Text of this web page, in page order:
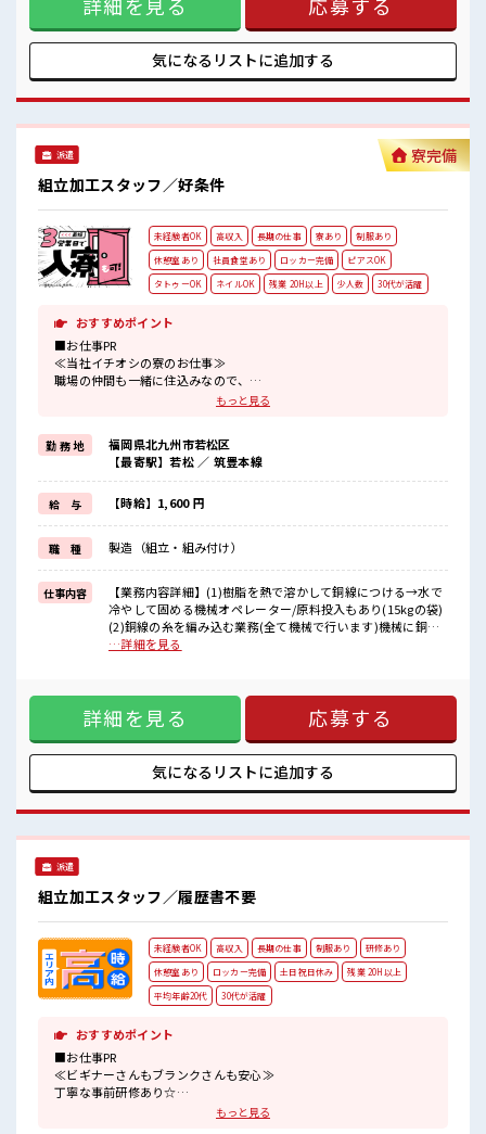
安心してお仕事に集中♪
すい制服アリ≫ 制服があるので、 毎日の服装の悩み解消♪ ≪
未経験OKの仕事≫ 新しいことにチャレンジするのは不安だけ
ど、 しっかり働く環境が整っています！ イチからスキルUP・
ステップUP目指していきましょう！ ■職場の雰囲気 少人数で
ばヘアカラーOK！ 仕事の合間の息抜きは休憩室で♪ ロッカ
ーあり！ 安心してお仕事に集中♪
気になるリストに追加する
派遣
組立加工スタッフ／好条件
寮完備
未経験者OK 高収入 長期の仕事 寮あり
制服あり
休憩室あり
社員食堂あり ロッカー完備
ピアスOK
タトゥーOK
ネイルOK 残業 20H以上 少人数 30代が活躍
おすすめポイント
■お仕事PR
≪当社イチオシの寮のお仕事≫
職場の仲間も一緒に住込みなので、
仕事の悩みなども相談しやすいですね！
高収入を希望される方にオススメ。
残業は月20時間以上あります♪
≪動きやすい制服アリ≫
制服があるので、
毎日の服装の悩み解消♪
≪未経験OKの仕事≫
新しいことにチャレンジするのは不安だけど、
しっかり働く環境が整っています！
イチからスキルUP・ステップUP目指していきましょう！
≪自分に合った期間で働ける≫
福利厚生が整った派遣のお仕事です！
■職場の雰囲気
ロッカーあり！
安心してお仕事に集中♪
残業がしっかりあるお仕事！
もっと見る
勤 務 地
福岡県北九州市若松区
【最寄駅】若松 ／ 筑豊本線
給 与 【時給】1,600 円
職 種 製造（組立・組み付け）
仕事内容
【業務内容詳細】(1)樹脂を熱で溶かして銅線につける→水で
冷やして固める機械オペレーター/原料投入もあり(15kgの袋)
(2)銅線の糸を編み込む業務(全て機械で行います)機械に銅線
をセット/特殊な製品の原料は手作業で投入の為原料をもって
ですが方向転換に力がいります。(3)機械にボビンごと機械を
セット/(2)よりサイズは小さいが重いのでホイストクレーンを
使用して持ち上げます。銅線に機械でテープを巻くのでテー
プが切れたら機械にセットします。機械操作し条件出ししま
す。他監視業務【重量】MAX15kg【座り立ち】立ち【ライン
orセル】【取扱製品情報】電気通信用ケーブル同軸ケーブル
人暮らしスタートにもピッタリ♪ ■お仕事PR ≪当社イチオシ
の寮のお仕事≫ 職場の仲間も一緒に住込みなので、 仕事の悩
≪動きやすい制服アリ≫ 制服があるので、 毎日の服装の悩み
解消♪ ≪未経験OKの仕事≫ 新しいことにチャレンジするの
は不安だけど、 しっかり働く環境が整っています！ イチから
スキルUP・ステップUP目指していきましょう！ ≪自分に合
った期間で働ける≫ 福利厚生が整った派遣のお仕事です！ ■
職場の雰囲気 少人数の職場だから一緒に働く仲間との距離も
グッと近い！ 仕事の合間の息抜きは休憩室で♪ ロッカーあ
り！ 安心してお仕事に集中♪ 残業がしっかりあるお仕事！
…詳細を見る
詳細を見る 応募する
気になるリストに追加する
派遣
組立加工スタッフ／履歴書不要
未経験者OK 高収入 長期の仕事 制服あり
研修あり
休憩室あり
ロッカー完備 土日祝日休み
残業 20H以上
平均年齢20代
30代が活躍
おすすめポイント
■お仕事PR
≪ビギナーさんもブランクさんも安心≫
丁寧な事前研修あり☆
もっと見る